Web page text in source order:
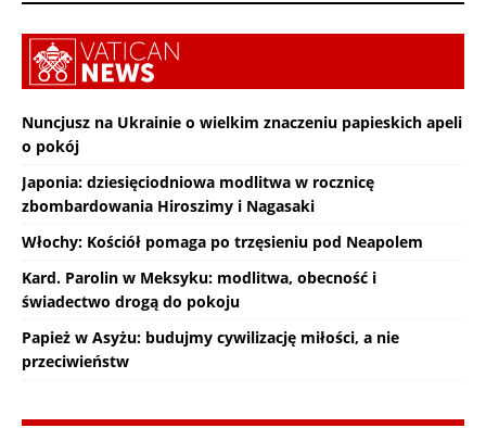
Nuncjusz na Ukrainie o wielkim znaczeniu papieskich apeli
o pokój
Japonia: dziesięciodniowa modlitwa w rocznicę
zbombardowania Hiroszimy i Nagasaki
Włochy: Kościół pomaga po trzęsieniu pod Neapolem
Kard. Parolin w Meksyku: modlitwa, obecność i
świadectwo drogą do pokoju
Papież w Asyżu: budujmy cywilizację miłości, a nie
przeciwieństw